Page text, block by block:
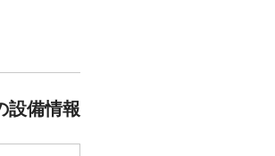
設備情報